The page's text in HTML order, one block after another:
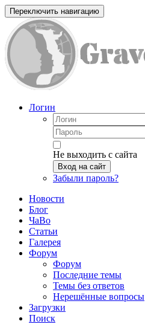
Переключить навигацию
Логин
Не выходить с сайта
Вход на сайт
Забыли пароль?
Новости
Блог
ЧаВо
Статьи
Галерея
Форум
Форум
Последние темы
Темы без ответов
Нерешённые вопросы
Загрузки
Поиск